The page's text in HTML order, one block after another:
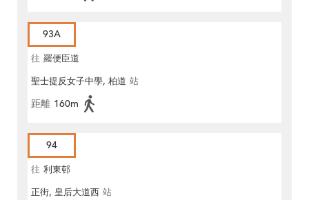
93A
往 羅便臣道
聖士提反女子中學, 柏道 站
距離 160m
94
往 利東邨
正街, 皇后大道西 站